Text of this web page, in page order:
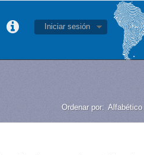
Iniciar sesión
Ordenar por: Alfabético